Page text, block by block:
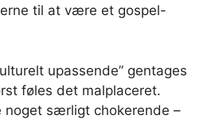
til at være et gospel-
upassende” gentages
føles det malplaceret.
noget særligt chokerende –